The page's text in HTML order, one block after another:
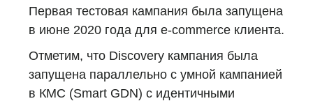
Первая тестовая кампания была запущена
в июне 2020 года для e-commerce клиента.
Отметим, что Discovery кампания была
запущена параллельно с умной кампанией
в КМС (Smart GDN) с идентичными